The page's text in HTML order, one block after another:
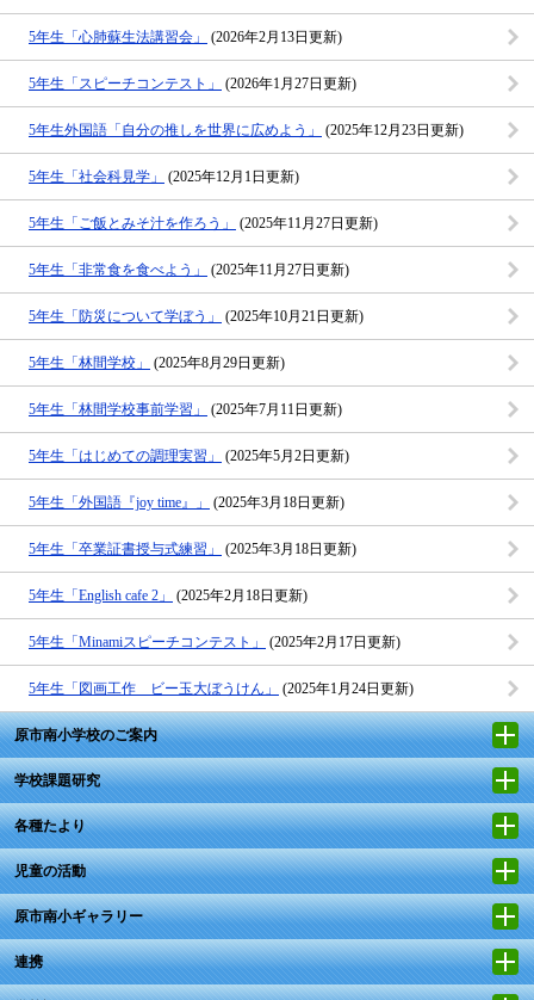
5年生「心肺蘇生法講習会」 (2026年2月13日更新)
5年生「スピーチコンテスト」 (2026年1月27日更新)
5年生外国語「自分の推しを世界に広めよう」 (2025年12月23日更新)
5年生「社会科見学」 (2025年12月1日更新)
5年生「ご飯とみそ汁を作ろう」 (2025年11月27日更新)
5年生「非常食を食べよう」 (2025年11月27日更新)
5年生「防災について学ぼう」 (2025年10月21日更新)
5年生「林間学校」 (2025年8月29日更新)
5年生「林間学校事前学習」 (2025年7月11日更新)
5年生「はじめての調理実習」 (2025年5月2日更新)
5年生「外国語『joy time』」 (2025年3月18日更新)
5年生「卒業証書授与式練習」 (2025年3月18日更新)
5年生「English cafe 2」 (2025年2月18日更新)
5年生「Minamiスピーチコンテスト」 (2025年2月17日更新)
5年生「図画工作 ビー玉大ぼうけん」 (2025年1月24日更新)
原市南小学校のご案内
学校課題研究
各種たより
児童の活動
原市南小ギャラリー
連携